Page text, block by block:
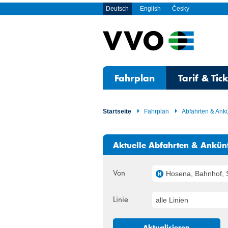
Deutsch English Česky
Fahrplan Tarif &
Startseite Fahrplan Abfahrten &
Aktuelle Abfahrten &
Von Hosena, Bahnhof,
Linie alle Linien